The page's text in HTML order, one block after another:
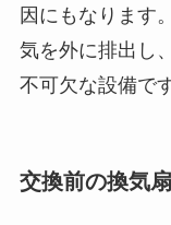
因にもなります
気を外に排出し
不可欠な設備です
交換前の換気